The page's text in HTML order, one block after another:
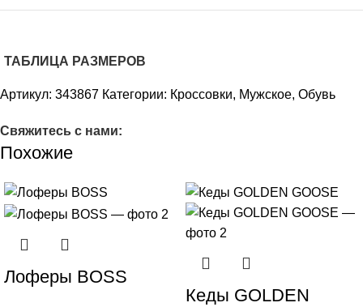
ТАБЛИЦА РАЗМЕРОВ
Артикул: 343867 Категории: Кроссовки, Мужское, Обувь
Свяжитесь с нами:
Похожие
Лоферы BOSS
Кеды GOLDEN